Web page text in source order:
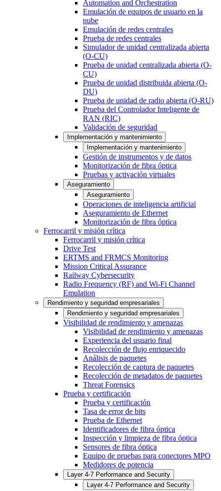
Automation and Orchestration
Emulación de equipos de usuario en la
nube
Emulación de redes centrales
Prueba de redes centrales
Simulador de unidad centralizada abierta
(O-CU)
Prueba de unidad centralizada abierta (O-
CU)
Prueba de unidad distribuida abierta (O-
DU)
Prueba de unidad de radio abierta (O-RU)
Prueba del Controlador Inteligente de
RAN (RIC)
Validación de seguridad
Implementación y mantenimiento
Implementación y mantenimiento
Gestión de instrumentos y de datos
Monitorización de fibra óptica
Pruebas y activación virtuales
Aseguramiento
Aseguramiento
Operaciones de inteligencia artificial
Aseguramiento de Ethernet
Monitorización de fibra óptica
Ferrocarril y misión crítica
Ferrocarril y misión crítica
Drive Test
ERTMS and FRMCS Monitoring
Mission Critical Assurance
Railway Cybersecurity
Radio Frequency (RF) and Wi-Fi Channel
Emulation
Rendimiento y seguridad empresariales
Rendimiento y seguridad empresariales
Visibilidad de rendimiento y amenazas
Visibilidad de rendimiento y amenazas
Experiencia del usuario final
Recolección de flujo enriquecido
Análisis de paquetes
Recolección de captura de paquetes
Recolección de metadatos de paquetes
Threat Forensics
Prueba y certificación
Prueba y certificación
Tasa de error de bits
Prueba de Ethernet
Identificadores de fibra óptica
Inspección y limpieza de fibra óptica
Sensores de fibra óptica
Equipo de pruebas para conectores MPO
Medidores de potencia
Layer 4-7 Performance and Security
Layer 4-7 Performance and Security